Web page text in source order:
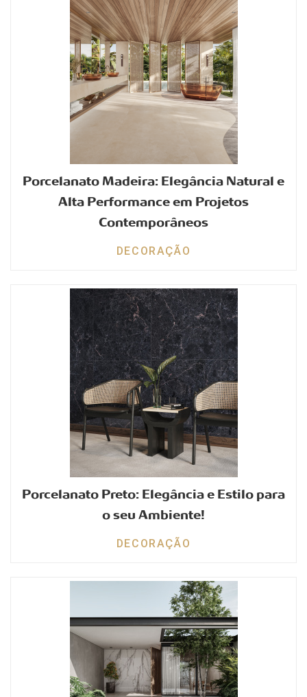
Porcelanato Madeira: Elegância Natural e
Alta Performance em Projetos
Contemporâneos
DECORAÇÃO
Porcelanato Preto: Elegância e Estilo para
o seu Ambiente!
DECORAÇÃO